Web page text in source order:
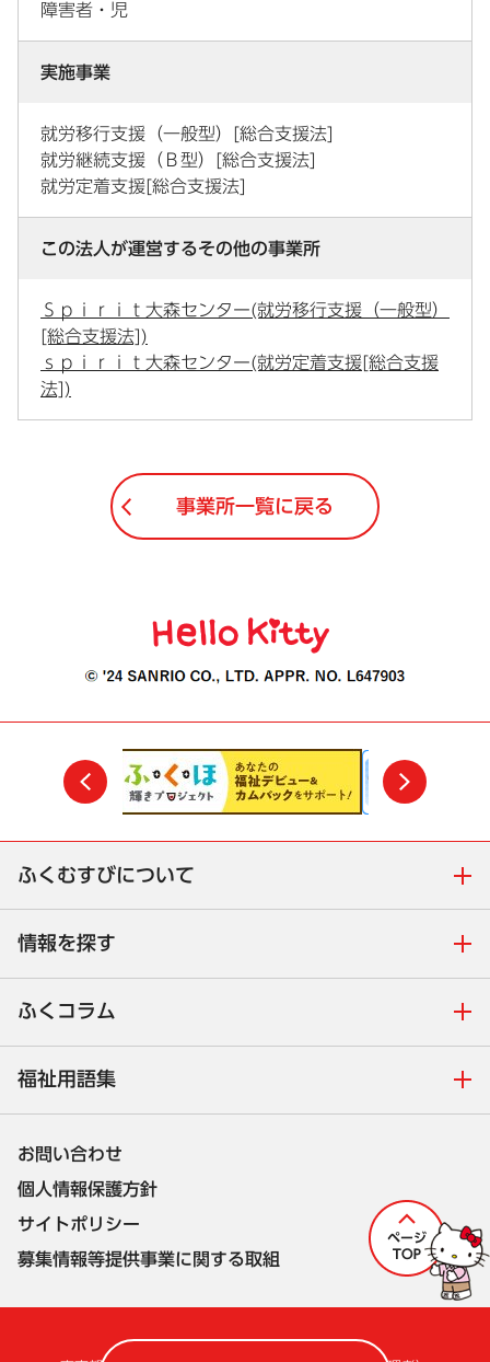
障害者・児
実施事業
就労移行支援（一般型）[総合支援法]
就労継続支援（Ｂ型）[総合支援法]
就労定着支援[総合支援法]
この法人が運営するその他の事業所
Ｓｐｉｒｉｔ大森センター(就労移行支援（一般型）
[総合支援法])
ｓｐｉｒｉｔ大森センター(就労定着支援[総合支援
法])
事業所一覧に戻る
前
ふくむすびについて
情報を探す
ふくコラム
福祉用語集
お問い合わせ
個人情報保護方針
サイトポリシー
募集情報等提供事業に関する取組
株式会社セルコ